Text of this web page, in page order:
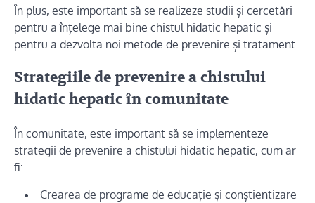
În plus, este important să se realizeze studii și cercetări
pentru a înțelege mai bine chistul hidatic hepatic și
pentru a dezvolta noi metode de prevenire și tratament.
Strategiile de prevenire a chistului
hidatic hepatic în comunitate
În comunitate, este important să se implementeze
strategii de prevenire a chistului hidatic hepatic, cum ar
fi:
Crearea de programe de educație și conștientizare